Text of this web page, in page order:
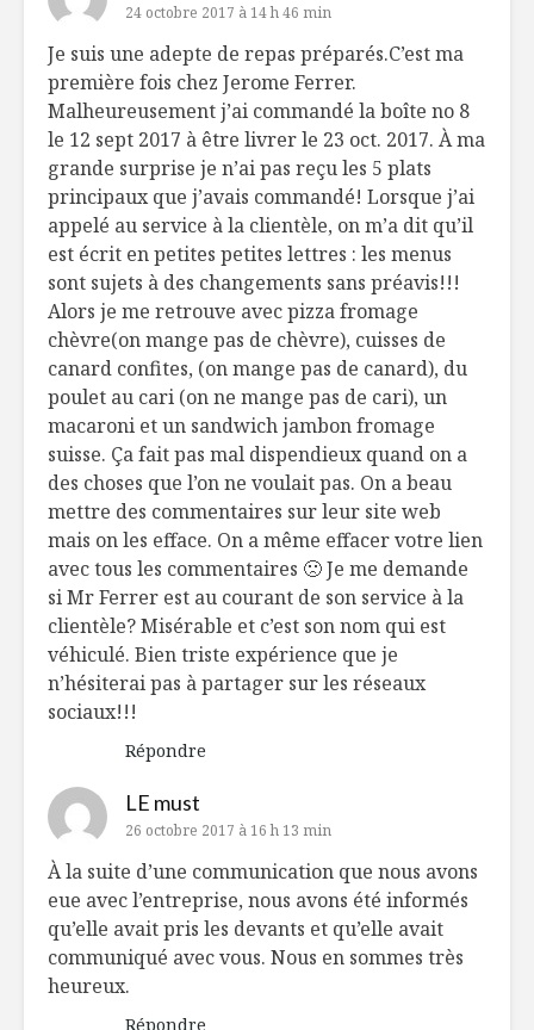
24 octobre 2017 à 14 h 46 min
Je suis une adepte de repas préparés.C’est ma
première fois chez Jerome Ferrer.
Malheureusement j’ai commandé la boîte no 8
le 12 sept 2017 à être livrer le 23 oct. 2017. À ma
grande surprise je n’ai pas reçu les 5 plats
principaux que j’avais commandé! Lorsque j’ai
appelé au service à la clientèle, on m’a dit qu’il
est écrit en petites petites lettres : les menus
sont sujets à des changements sans préavis!!!
Alors je me retrouve avec pizza fromage
chèvre(on mange pas de chèvre), cuisses de
canard confites, (on mange pas de canard), du
poulet au cari (on ne mange pas de cari), un
macaroni et un sandwich jambon fromage
suisse. Ça fait pas mal dispendieux quand on a
des choses que l’on ne voulait pas. On a beau
mettre des commentaires sur leur site web
mais on les efface. On a même effacer votre lien
avec tous les commentaires 🙁 Je me demande
si Mr Ferrer est au courant de son service à la
clientèle? Misérable et c’est son nom qui est
véhiculé. Bien triste expérience que je
n’hésiterai pas à partager sur les réseaux
sociaux!!!
Répondre
LE must
26 octobre 2017 à 16 h 13 min
À la suite d’une communication que nous avons
eue avec l’entreprise, nous avons été informés
qu’elle avait pris les devants et qu’elle avait
communiqué avec vous. Nous en sommes très
heureux.
Répondre